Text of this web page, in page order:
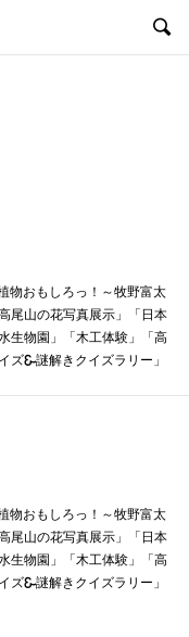
物おもしろっ！～牧野富太
尾山の花写真展示」「日本
生物園」「木工体験」「高
ズ&謎解きクイズラリー」
物おもしろっ！～牧野富太
尾山の花写真展示」「日本
生物園」「木工体験」「高
ズ&謎解きクイズラリー」